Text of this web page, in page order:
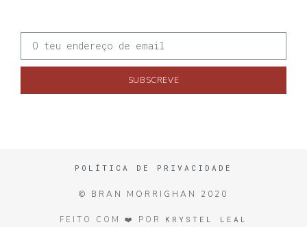
SUBSCREVE
POLÍTICA DE PRIVACIDADE
© BRAN MORRIGHAN 2020
FEITO COM ❤️ POR KRYSTEL LEAL